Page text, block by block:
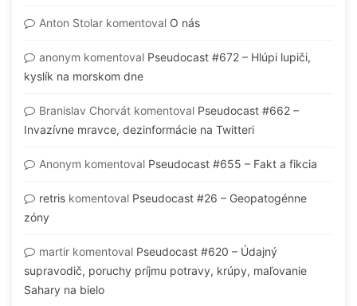
Anton Stolar komentoval O nás
anonym komentoval Pseudocast #672 – Hlúpi lupiči,
kyslík na morskom dne
Branislav Chorvát komentoval Pseudocast #662 –
Invazívne mravce, dezinformácie na Twitteri
Anonym komentoval Pseudocast #655 – Fakt a fikcia
retris komentoval Pseudocast #26 – Geopatogénne
zóny
martir komentoval Pseudocast #620 – Údajný
supravodič, poruchy príjmu potravy, krúpy, maľovanie
Sahary na bielo